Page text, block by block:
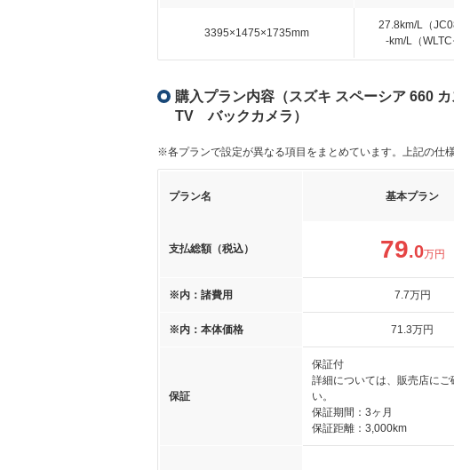
3395×1475×1735mm
27.8km/L（
-km/L（WLTC
購入プラン内容（スズキ スペーシア 660
TV バックカメラ）
※各プランで設定が異なる項目をまとめています。上記の仕
プラン名 基本プラン
支払総額（税込） 79.0万円
※内：諸費用 7.7万円
※内：本体価格 71.3万円
保証
保証付
詳細については、販売店にご
い。
保証期間：3ヶ月
保証距離：3,000km